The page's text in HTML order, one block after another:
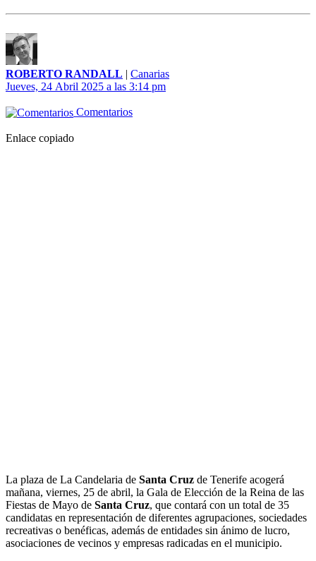
ROBERTO RANDALL | Canarias
Jueves, 24 Abril 2025 a las 3:14 pm
Comentarios
Enlace copiado
La plaza de La Candelaria de Santa Cruz de Tenerife acogerá
mañana, viernes, 25 de abril, la Gala de Elección de la Reina de las
Fiestas de Mayo de Santa Cruz, que contará con un total de 35
candidatas en representación de diferentes agrupaciones, sociedades
recreativas o benéficas, además de entidades sin ánimo de lucro,
asociaciones de vecinos y empresas radicadas en el municipio.